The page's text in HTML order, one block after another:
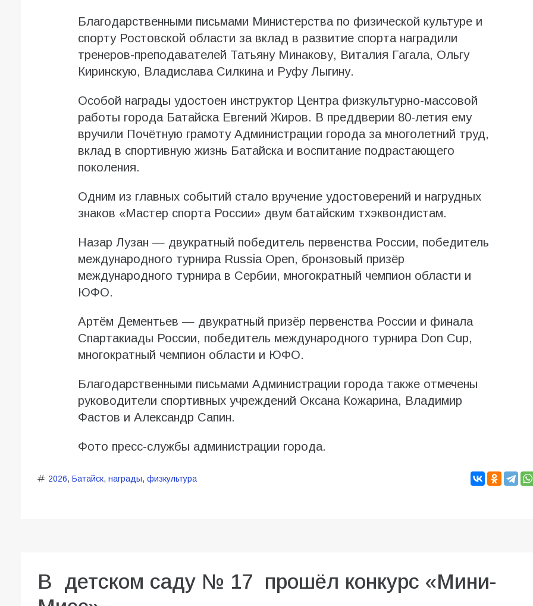
Благодарственными письмами Министерства по физической культуре и
спорту Ростовской области за вклад в развитие спорта наградили
тренеров-преподавателей Татьяну Минакову, Виталия Гагала, Ольгу
Киринскую, Владислава Силкина и Руфу Лыгину.
Особой награды удостоен инструктор Центра физкультурно-массовой
работы города Батайска Евгений Жиров. В преддверии 80-летия ему
вручили Почётную грамоту Администрации города за многолетний труд,
вклад в спортивную жизнь Батайска и воспитание подрастающего
поколения.
Одним из главных событий стало вручение удостоверений и нагрудных
знаков «Мастер спорта России» двум батайским тхэквондистам.
Назар Лузан — двукратный победитель первенства России, победитель
международного турнира Russia Open, бронзовый призёр
международного турнира в Сербии, многократный чемпион области и
ЮФО.
Артём Дементьев — двукратный призёр первенства России и финала
Спартакиады России, победитель международного турнира Don Cup,
многократный чемпион области и ЮФО.
Благодарственными письмами Администрации города также отмечены
руководители спортивных учреждений Оксана Кожарина, Владимир
Фастов и Александр Сапин.
Фото пресс-службы администрации города.
2026, Батайск, награды, физкультура
В детском саду № 17 прошёл конкурс «Мини-